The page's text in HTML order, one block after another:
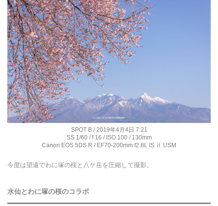
SPOT B / 2019年4月4日 7:21
SS 1/60 / f 16 / ISO 100 / 130mm
Canon EOS 5DS R / EF70-200mm f2.8L IS Ⅱ USM
今度は望遠でわに塚の桜と八ケ岳を圧縮して撮影。
水仙とわに塚の桜のコラボ